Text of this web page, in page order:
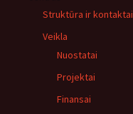
Struktūra ir kontaktai
Veikla
Nuostatai
Projektai
Finansai